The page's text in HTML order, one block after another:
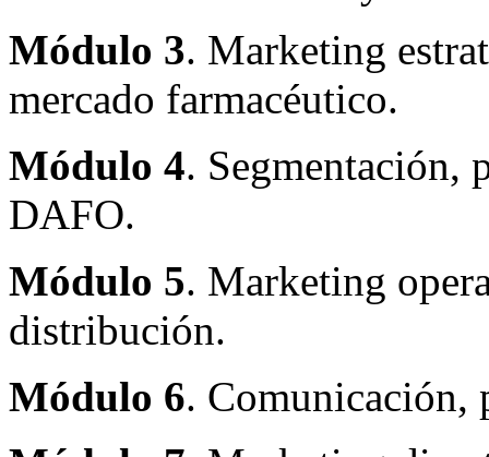
Módulo 3. Marketing
mercado farmacéutico.
Módulo 4. Segmentación,
DAFO.
Módulo 5. Marketing
distribución.
Módulo 6. Comunicación,